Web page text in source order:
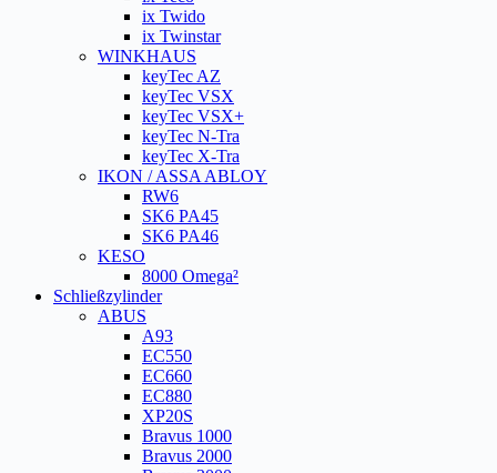
ix Twido
ix Twinstar
WINKHAUS
keyTec AZ
keyTec VSX
keyTec VSX+
keyTec N-Tra
keyTec X-Tra
IKON / ASSA ABLOY
RW6
SK6 PA45
SK6 PA46
KESO
8000 Omega²
Schließzylinder
ABUS
A93
EC550
EC660
EC880
XP20S
Bravus 1000
Bravus 2000